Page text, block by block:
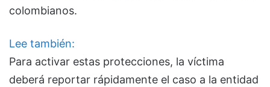
colombianos.
Lee también:
Para activar estas protecciones, la víctima
deberá reportar rápidamente el caso a la entidad